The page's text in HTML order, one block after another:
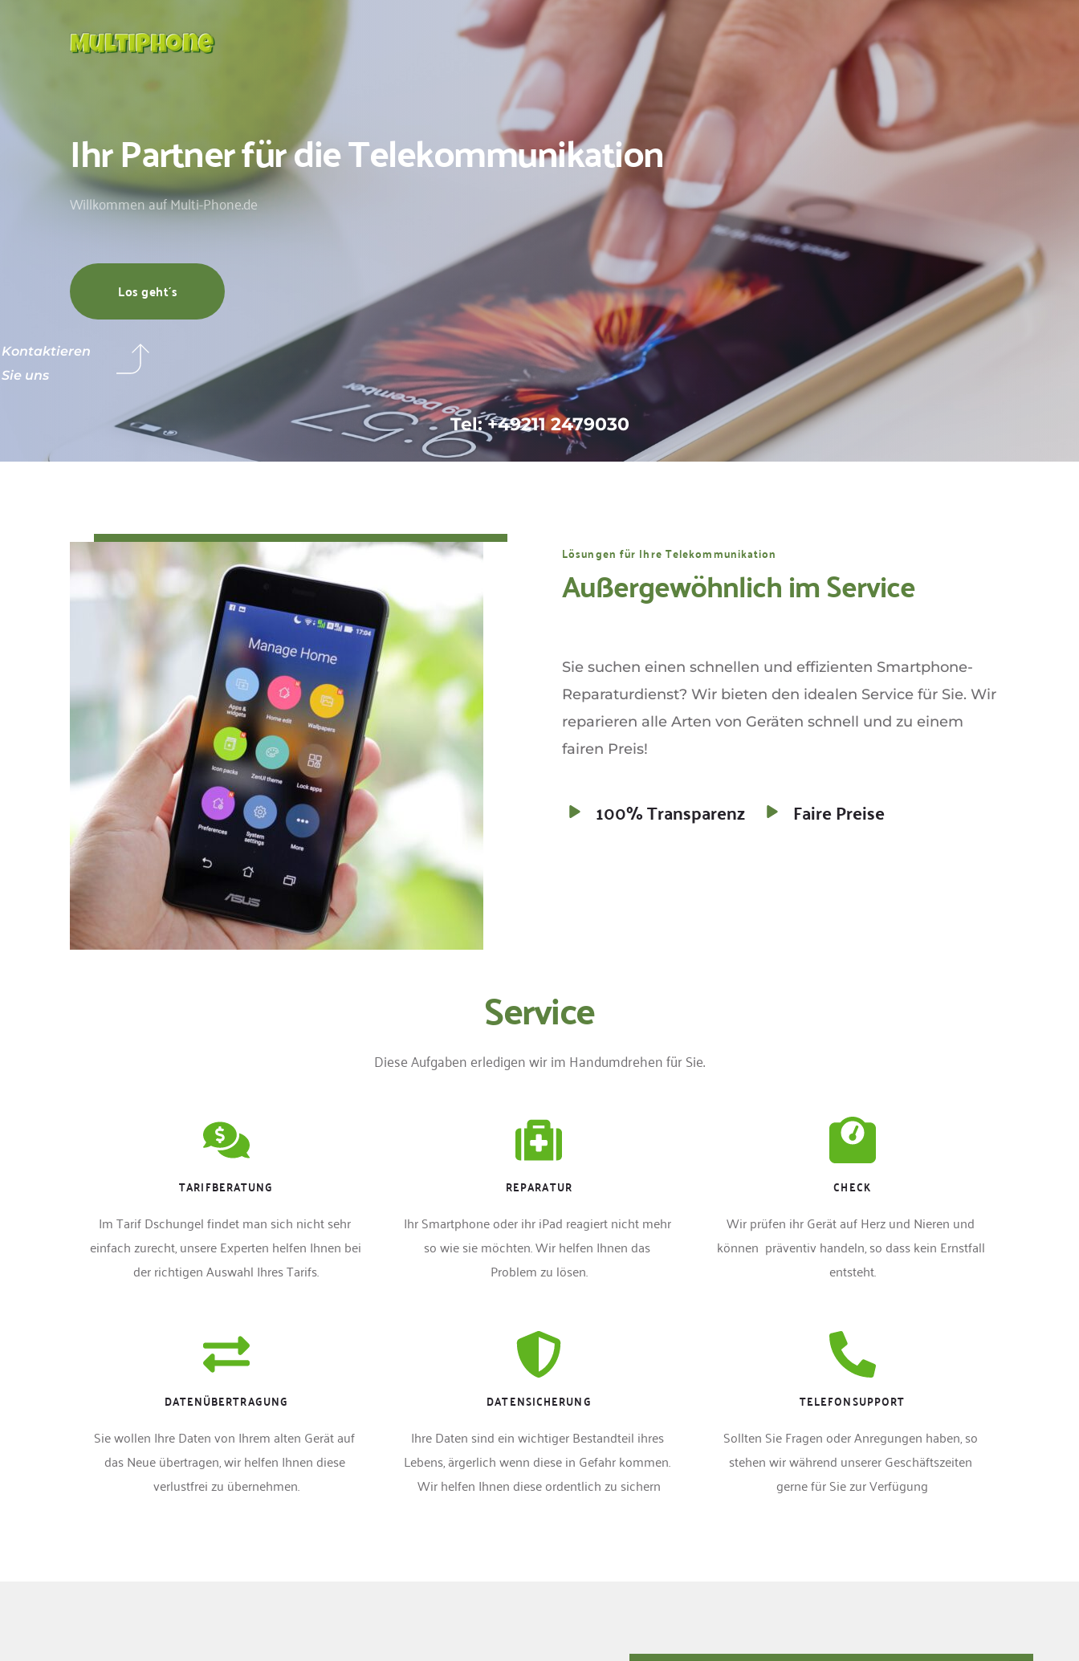
Ihr Partner für die Telekommunikation
Willkommen auf Multi-Phone.de
Los geht´s
Kontaktieren
Sie uns
Tel: +49211 2479030
Lösungen für Ihre Telekommunikation
Außergewöhnlich im Service
Sie suchen einen schnellen und effizienten Smartphone-
Reparaturdienst? Wir bieten den idealen Service für Sie. Wir
reparieren alle Arten von Geräten schnell und zu einem
fairen Preis!
100% Transparenz Faire Preise
Service
Diese Aufgaben erledigen wir im Handumdrehen für Sie.
TARIFBERATUNG
Im Tarif Dschungel findet man sich nicht sehr
einfach zurecht, unsere Experten helfen Ihnen bei
der richtigen Auswahl Ihres Tarifs.
REPARATUR
Ihr Smartphone oder ihr iPad reagiert nicht mehr
so wie sie möchten. Wir helfen Ihnen das
Problem zu lösen.
CHECK
Wir prüfen ihr Gerät auf Herz und Nieren und
können  präventiv handeln, so dass kein Ernstfall
entsteht.
DATENÜBERTRAGUNG
Sie wollen Ihre Daten von Ihrem alten Gerät auf
das Neue übertragen, wir helfen Ihnen diese
verlustfrei zu übernehmen.
DATENSICHERUNG
Ihre Daten sind ein wichtiger Bestandteil ihres
Lebens, ärgerlich wenn diese in Gefahr kommen.
Wir helfen Ihnen diese ordentlich zu sichern
TELEFONSUPPORT
Sollten Sie Fragen oder Anregungen haben, so
stehen wir während unserer Geschäftszeiten
gerne für Sie zur Verfügung